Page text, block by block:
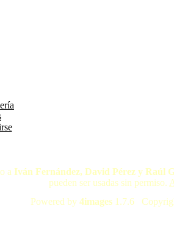
a Iván Fernández, David Pérez y Raúl
pueden ser usadas sin permiso.
Powered by 4images 1.7.6